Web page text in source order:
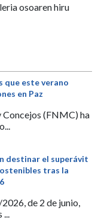
osoaren hiru
que este verano
en Paz
Concejos (FNMC) ha
destinar el superávit
tras la
de 2 de junio,